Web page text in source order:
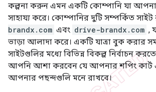
কল্পনা করুন এমন একটি কোম্পানি যা
সাহায্য করে। কোম্পানির দুটি সম্পর্কিত সাইট
brandx.com এবং drive-brandx.com ,
ভাড়া আলাদা করে। একটি যাত্রা বুক করার
সাইটগুলির মধ্যে বিভিন্ন বিকল্প নির্বাচন
আপনি আশা করবেন যে আপনার শপিং কার্ট
আপনার পছন্দগুলি মনে রাখবে।